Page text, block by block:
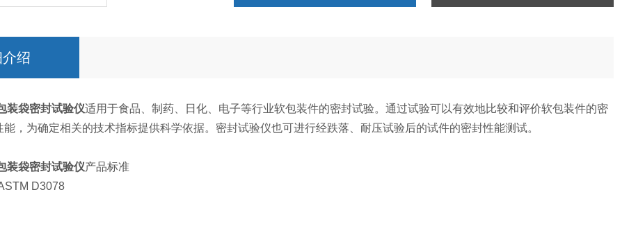
绍
装袋密封试验仪适用于食品、制药、日化、电子等行业软包装件的密封试验。通过试验可以有效地比较和评价软包装件的密
，为确定相关的技术指标提供科学依据。密封试验仪也可进行经跌落、耐压试验后的试件的密封性能测试。
装袋密封试验仪产品标准
D3078